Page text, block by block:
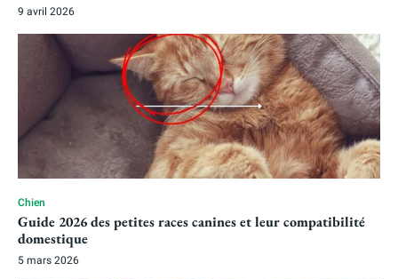
9 avril 2026
Chien
Guide 2026 des petites races canines et leur compatibilité
domestique
5 mars 2026